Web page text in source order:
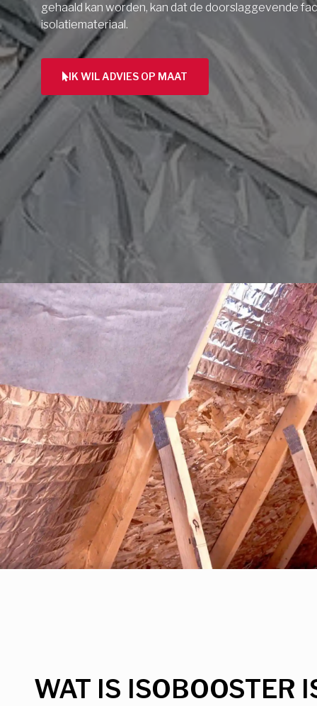
gehaald kan worden, kan dat de doorslaggevende
isolatiemateriaal.
IK WIL ADVIES OP MAAT
WAT IS ISOBOOSTER